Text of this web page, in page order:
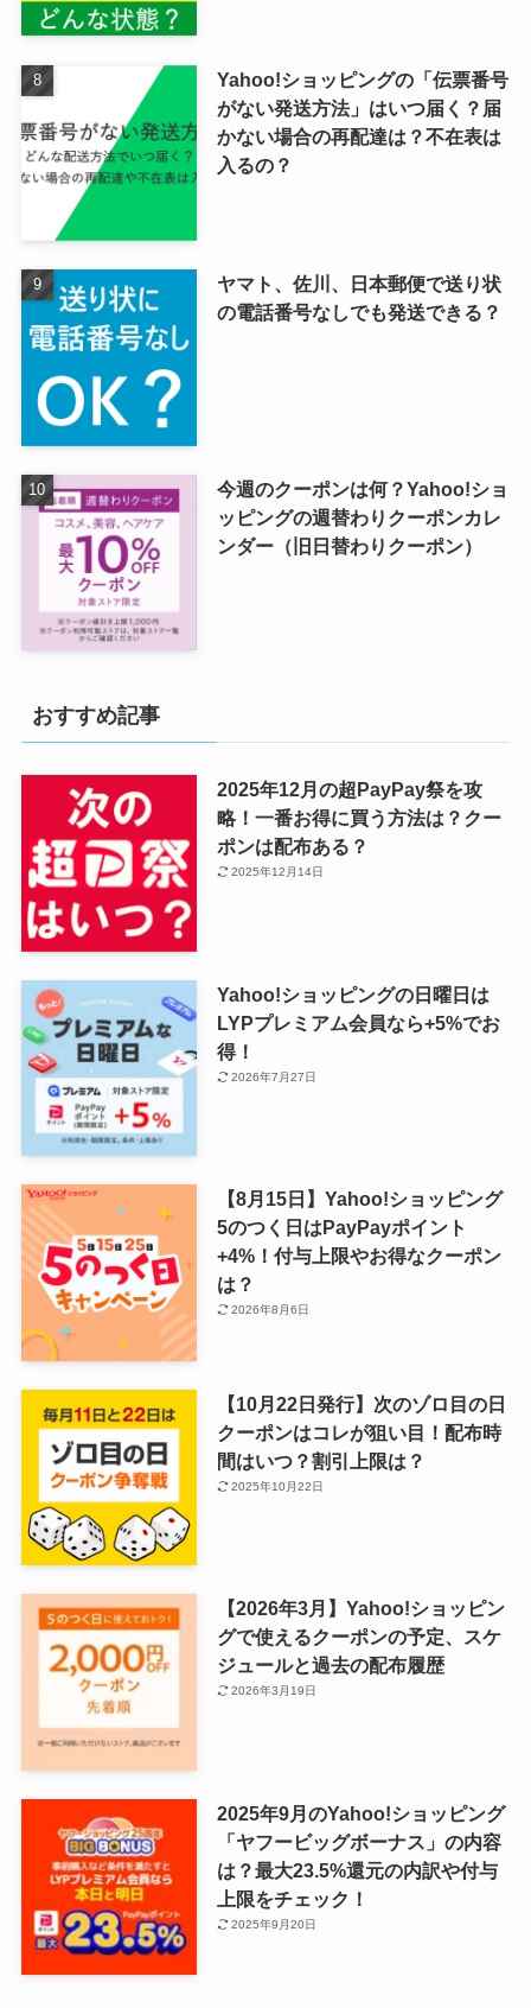
Yahoo!ショッピングの「伝票番号
がない発送方法」はいつ届く？届
かない場合の再配達は？不在表は
入るの？
ヤマト、佐川、日本郵便で送り状
の電話番号なしでも発送できる？
今週のクーポンは何？Yahoo!ショ
ッピングの週替わりクーポンカレ
ンダー（旧日替わりクーポン）
おすすめ記事
2025年12月の超PayPay祭を攻
略！一番お得に買う方法は？クー
ポンは配布ある？
2025年12月14日
Yahoo!ショッピングの日曜日は
LYPプレミアム会員なら+5%でお
得！
2026年7月27日
【8月15日】Yahoo!ショッピング
5のつく日はPayPayポイント
+4%！付与上限やお得なクーポン
は？
2026年8月6日
【10月22日発行】次のゾロ目の日
クーポンはコレが狙い目！配布時
間はいつ？割引上限は？
2025年10月22日
【2026年3月】Yahoo!ショッピン
グで使えるクーポンの予定、スケ
ジュールと過去の配布履歴
2026年3月19日
2025年9月のYahoo!ショッピング
「ヤフービッグボーナス」の内容
は？最大23.5%還元の内訳や付与
上限をチェック！
2025年9月20日